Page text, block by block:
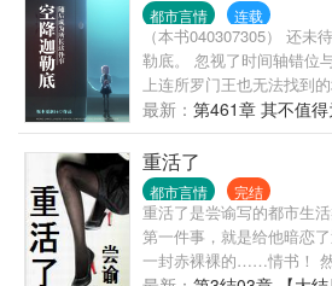
都市言情 连载
（本书040307305） 还未
勒底。 忽视了时间轴错位
上连所罗门王也无法找到
走了进来。 “各位注意，从
个迦勒底。也就是说，
你们就叫我阿尼姆斯菲亚好
最新： 第461章 其不值
重活了
都市言情 完结
重活了是尝谕写的都市生
第一件事，就是给他暗恋
一封赤裸裸的……情书！